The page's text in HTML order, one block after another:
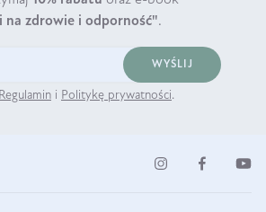
na zdrowie i odporność".
WYŚLIJ
Regulamin i Politykę prywatności.